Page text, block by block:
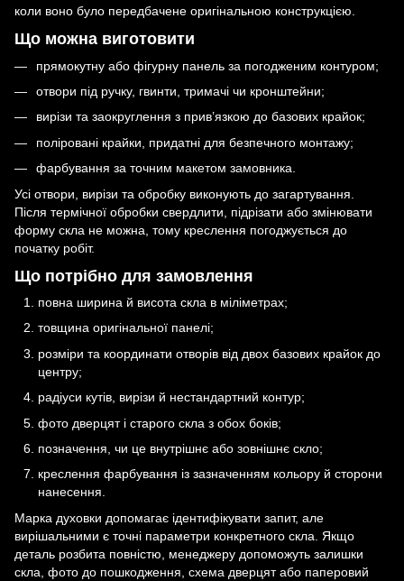
коли воно було передбачене оригінальною конструкцією.
Що можна виготовити
прямокутну або фігурну панель за погодженим контуром;
отвори під ручку, гвинти, тримачі чи кронштейни;
вирізи та заокруглення з прив’язкою до базових крайок;
поліровані крайки, придатні для безпечного монтажу;
фарбування за точним макетом замовника.
Усі отвори, вирізи та обробку виконують до загартування.
Після термічної обробки свердлити, підрізати або змінювати
форму скла не можна, тому креслення погоджується до
початку робіт.
Що потрібно для замовлення
повна ширина й висота скла в міліметрах;
товщина оригінальної панелі;
розміри та координати отворів від двох базових крайок до
центру;
радіуси кутів, вирізи й нестандартний контур;
фото дверцят і старого скла з обох боків;
позначення, чи це внутрішнє або зовнішнє скло;
креслення фарбування із зазначенням кольору й сторони
нанесення.
Марка духовки допомагає ідентифікувати запит, але
вирішальними є точні параметри конкретного скла. Якщо
деталь розбита повністю, менеджеру допоможуть залишки
скла, фото до пошкодження, схема дверцят або паперовий